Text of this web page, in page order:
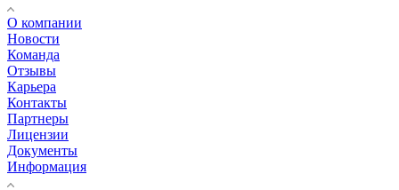
О компании
Новости
Команда
Отзывы
Карьера
Контакты
Партнеры
Лицензии
Документы
Информация